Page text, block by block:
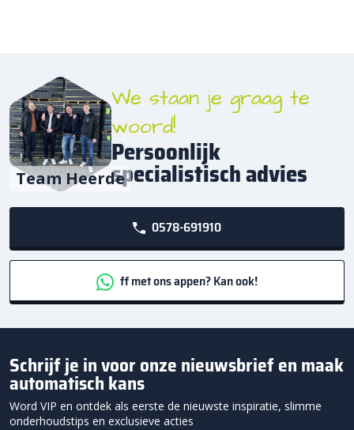
Team Heerde
We staan je graag te
woord!
Persoonlijk
specialistisch advies
0578-691910
ff met ons appen? Kan ook!
Schrijf je in voor onze nieuwsbrief en maak
automatisch kans
Word VIP en ontdek als eerste de nieuwste inspiratie, slimme
onderhoudstips en exclusieve acties